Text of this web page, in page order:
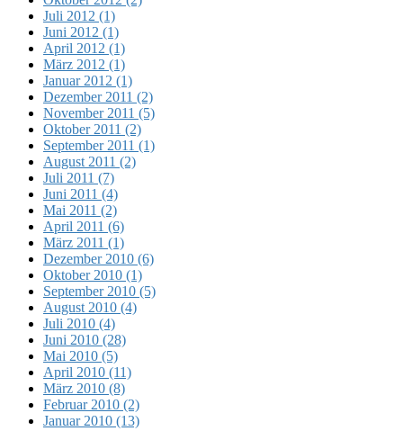
Juli 2012 (1)
Juni 2012 (1)
April 2012 (1)
März 2012 (1)
Januar 2012 (1)
Dezember 2011 (2)
November 2011 (5)
Oktober 2011 (2)
September 2011 (1)
August 2011 (2)
Juli 2011 (7)
Juni 2011 (4)
Mai 2011 (2)
April 2011 (6)
März 2011 (1)
Dezember 2010 (6)
Oktober 2010 (1)
September 2010 (5)
August 2010 (4)
Juli 2010 (4)
Juni 2010 (28)
Mai 2010 (5)
April 2010 (11)
März 2010 (8)
Februar 2010 (2)
Januar 2010 (13)